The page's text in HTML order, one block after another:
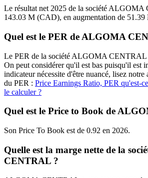
Le résultat net 2025 de la société ALGOMA
143.03 M (CAD), en augmentation de
Quel est le PER de ALGOMA
Le PER de la société ALGOMA CENTRAL
On peut considérer qu'il est bas puisqu'il est
indicateur nécessite d'être nuancé, lisez
du PER : Price Earnings Ratio, PER qu'est-
le calculer ?
Quel est le Price to Book de
Son Price To Book est de 0.92 en 2026.
Quelle est la marge nette de la
CENTRAL ?